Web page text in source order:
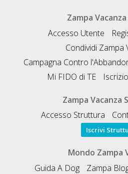
Zampa
Accesso Utente
Condividi Zampa
Campagna Contro
Mi FIDO di TE
Zampa
Accesso Struttura
Iscrivi
Mondo Zampa
Guida A Dog
Zampa